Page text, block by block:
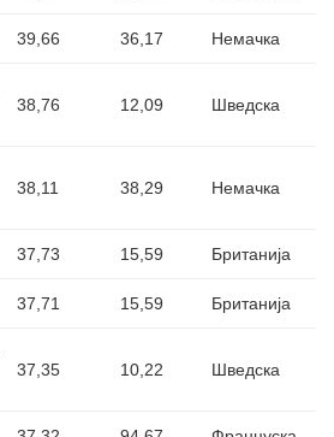
39,66 36,17 Немачка
38,76 12,09 Шведска
38,11 38,29 Немачка
37,73 15,59 Британија
37,71 15,59 Британија
37,35 10,22 Шведска